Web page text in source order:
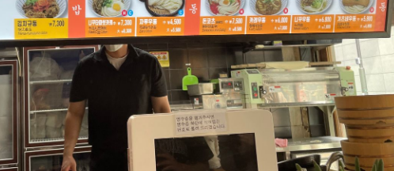
…」サッカー日本代表・森保一監督...
もっと見る